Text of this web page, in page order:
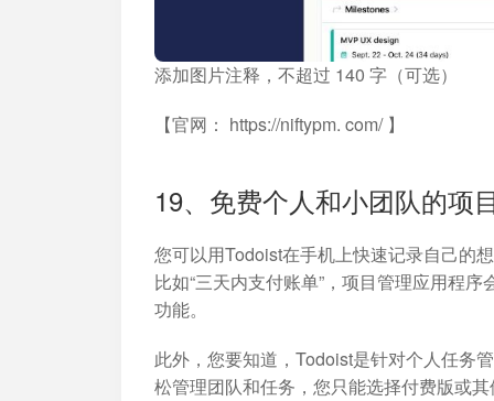
添加图片注释，不超过 140 字（可选）
【官网： https://niftypm. com/ 】
19、免费个人和小团队的项
您可以用Todoist在手机上快速记录自己的
比如“三天内支付账单”，项目管理应用程
功能。
此外，您要知道，Todoist是针对个人任务
松管理团队和任务，您只能选择付费版或